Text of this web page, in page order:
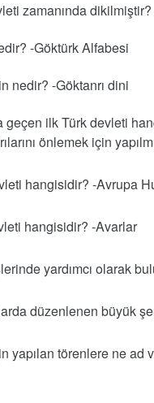
zamanında
-Göktürk Alfabesi
nedir? -Göktanrı dini
geçen ilk Türk devleti
önlemek için
hangisidir? -Avrupa
hangisidir? -Avarlar
yardımcı olarak
düzenlenen büyük
yapılan törenlere ne ad